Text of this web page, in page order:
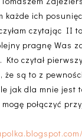
każde ich
czytając II
pragnę Was
czytał
są to z
jak dla mnie
połączyć